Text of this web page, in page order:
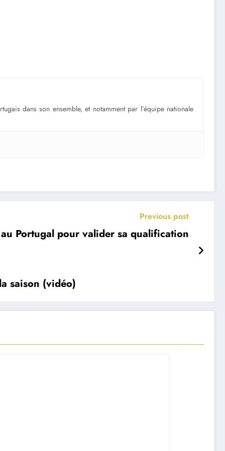
dans son ensemble, et notamment par l’équipe nationale
Previous post
Portugal pour valider sa qualification
saison (vidéo)